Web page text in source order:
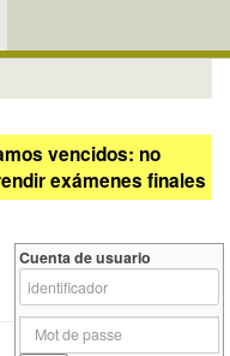
vencidos: no
exámenes finales
Cuenta de usuario